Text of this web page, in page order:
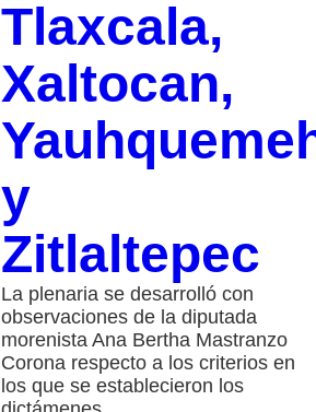
Tlaxcala,
Xaltocan,
y
Zitlaltepec
La plenaria se desarrolló con
observaciones de la diputada
morenista Ana Bertha Mastranzo
Corona respecto a los criterios en
los que se establecieron los